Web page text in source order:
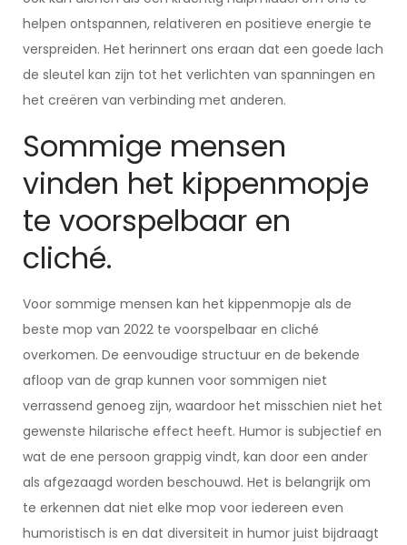
helpen ontspannen, relativeren en positieve energie te
verspreiden. Het herinnert ons eraan dat een goede lach
de sleutel kan zijn tot het verlichten van spanningen en
het creëren van verbinding met anderen.
Sommige mensen
vinden het kippenmopje
te voorspelbaar en
cliché.
Voor sommige mensen kan het kippenmopje als de
beste mop van 2022 te voorspelbaar en cliché
overkomen. De eenvoudige structuur en de bekende
afloop van de grap kunnen voor sommigen niet
verrassend genoeg zijn, waardoor het misschien niet het
gewenste hilarische effect heeft. Humor is subjectief en
wat de ene persoon grappig vindt, kan door een ander
als afgezaagd worden beschouwd. Het is belangrijk om
te erkennen dat niet elke mop voor iedereen even
humoristisch is en dat diversiteit in humor juist bijdraagt